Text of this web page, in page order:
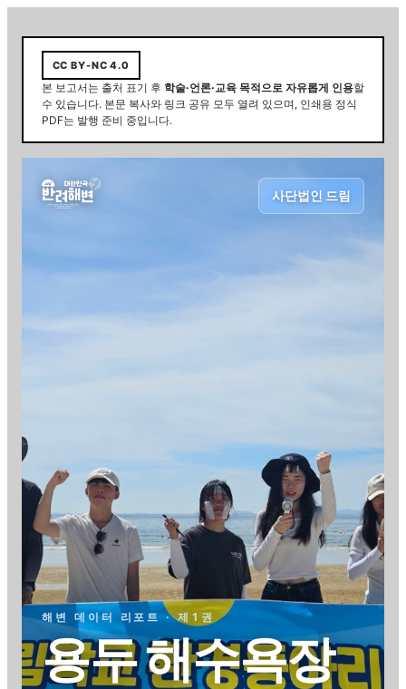
CC BY-NC 4.0
본 보고서는 출처 표기 후 학술·언론·교육 목적으로 자유롭게 인용할
수 있습니다. 본문 복사와 링크 공유 모두 열려 있으며, 인쇄용 정식
PDF는 발행 준비 중입니다.
사단법인 드림
해변 데이터 리포트 · 제 1 권
용두 해수욕장